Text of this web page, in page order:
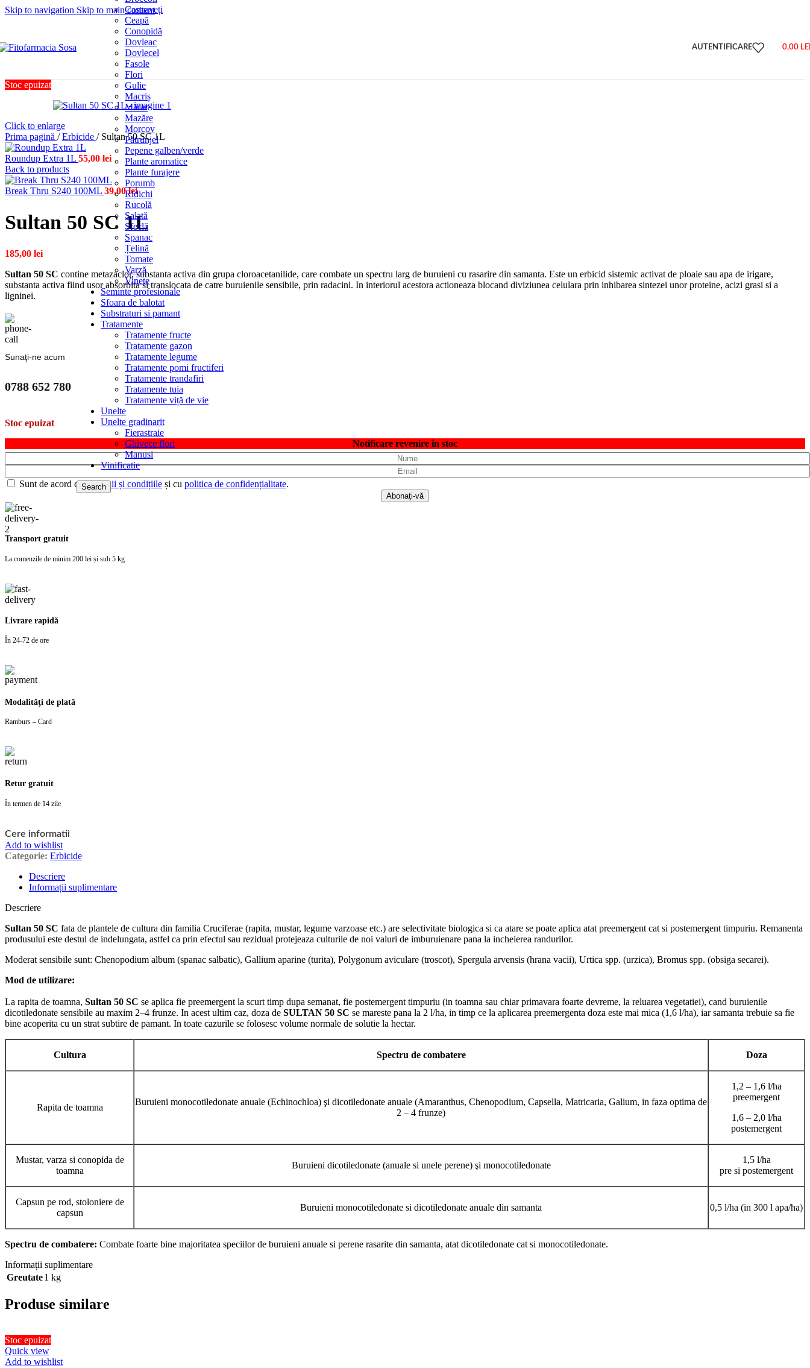
Skip to navigation Skip to main content
Castraveți
Ceapă
Conopidă
Dovleac
Dovlecel
Fasole
Flori
Gulie
Macriș
Mărar
Mazăre
Morcov
Pătrunjel
Pepene galben/verde
Plante aromatice
Plante furajere
Porumb
Ridichi
Rucolă
Salată
Sfeclă
Spanac
Țelină
Tomate
Varză
Vinete
Seminte profesionale
Sfoara de balotat
Substraturi si pamant
Tratamente
Tratamente fructe
Tratamente gazon
Tratamente legume
Tratamente pomi fructiferi
Tratamente trandafiri
Tratamente tuia
Tratamente viță de vie
Unelte
Unelte gradinarit
Fierastraie
Ghivece flori
Manusi
Vinificatie
Search
AUTENTIFICARE 0,00
Stoc epuizat
Click to enlarge
Prima pagină / Erbicide / Sultan 50 SC 1L
Roundup Extra 1L 55,00 lei
Back to products
Break Thru S240 100ML 39,00lei
Sultan 50 SC 1L
185,00 lei
Sultan 50 SC contine metazaclor, substanta activa din grupa cloroacetanilide, care combate un spectru larg de buruieni cu rasarire din samanta. Este un erbicid sistemic activat de ploaie sau apa de irigare,
substanta activa fiind usor absorbita si translocata de catre buruienile sensibile, prin radacini. In interiorul acestora actioneaza blocand diviziunea celulara prin inhibarea sintezei unor proteine, acizi grasi si a
ligninei.
Sunaţi-ne acum
0788 652 780
Stoc epuizat
Notificare revenire în stoc
Sunt de acord cutermenii și condițiile și cu politica de confidențialitate.
Transport gratuit
La comenzile de minim 200 lei și sub 5 kg
Livrare rapidă
În 24-72 de ore
Modalităţi de plată
Ramburs – Card
Retur gratuit
În termen de 14 zile
Cere informatii
Add to wishlist
Categorie: Erbicide
Descriere
Informații suplimentare
Descriere
Sultan 50 SC fata de plantele de cultura din familia Cruciferae (rapita, mustar, legume varzoase etc.) are selectivitate biologica si ca atare se poate aplica atat preemergent cat si postemergent timpuriu. Remanenta
produsului este destul de indelungata, astfel ca prin efectul sau rezidual protejeaza culturile de noi valuri de imburuienare pana la incheierea randurilor.
Moderat sensibile sunt: Chenopodium album (spanac salbatic), Gallium aparine (turita), Polygonum aviculare (troscot), Spergula arvensis (hrana vacii), Urtica spp. (urzica), Bromus spp. (obsiga secarei).
Mod de utilizare:
La rapita de toamna, Sultan 50 SC se aplica fie preemergent la scurt timp dupa semanat, fie postemergent timpuriu (in toamna sau chiar primavara foarte devreme, la reluarea vegetatiei), cand buruienile
dicotiledonate sensibile au maxim 2–4 frunze. In acest ultim caz, doza de SULTAN 50 SC se mareste pana la 2 l/ha, in timp ce la aplicarea preemergenta doza este mai mica (1,6 l/ha), iar samanta trebuie sa fie
bine acoperita cu un strat subtire de pamant. In toate cazurile se folosesc volume normale de solutie la hectar.
Cultura Spectru de combatere Doza
Rapita de toamna
Buruieni monocotiledonate anuale (Echinochloa) şi dicotiledonate anuale (Amaranthus, Chenopodium, Capsella, Matricaria, Galium, in faza optima de
2 – 4 frunze)
1,2 – 1,6 l/ha
preemergent
1,6 – 2,0 l/ha
postemergent
Mustar, varza si conopida de
toamna
Buruieni dicotiledonate (anuale si unele perene) şi monocotiledonate
1,5 l/ha
pre si postemergent
Capsun pe rod, stoloniere de
capsun
Buruieni monocotiledonate si dicotiledonate anuale din samanta 0,5 l/ha (in 300 l apa/ha)
Spectru de combatere: Combate foarte bine majoritatea speciilor de buruieni anuale si perene rasarite din samanta, atat dicotiledonate cat si monocotiledonate.
Informații suplimentare
Greutate1 kg
Produse similare
Stoc epuizat
Quick view
Add to wishlist